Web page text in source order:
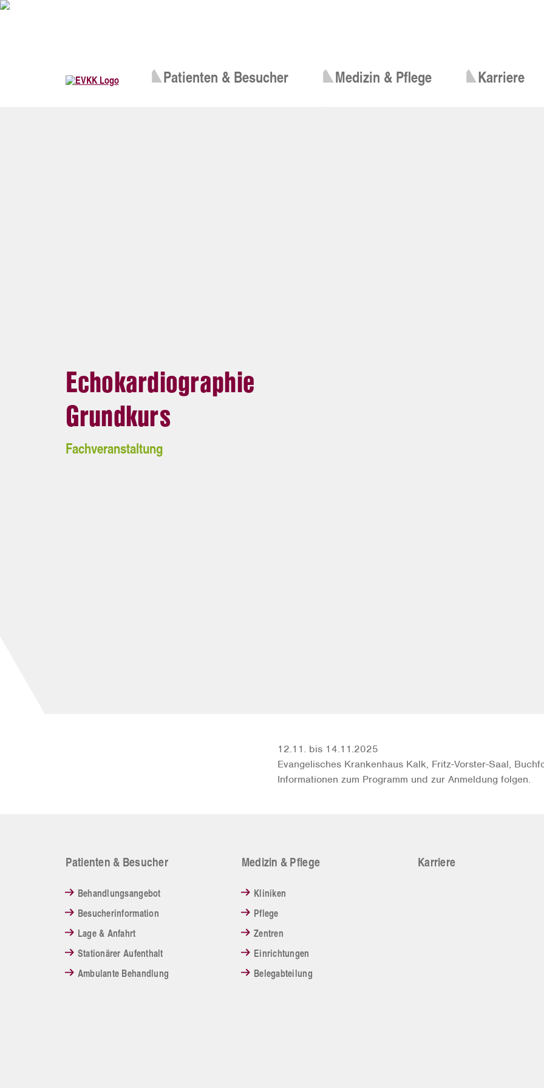
Patienten & Besucher Medizin & Pflege Karriere
Echokardiographie
Grundkurs
Fachveranstaltung
12.11. bis 14.11.2025
Evangelisches Krankenhaus Kalk, Fritz-Vorster-Saal,
Informationen zum Programm und zur Anmeldung folgen.
Patienten & Besucher
Behandlungsangebot
Besucherinformation
Lage & Anfahrt
Stationärer Aufenthalt
Ambulante Behandlung
Medizin & Pflege
Kliniken
Pflege
Zentren
Einrichtungen
Belegabteilung
Karriere